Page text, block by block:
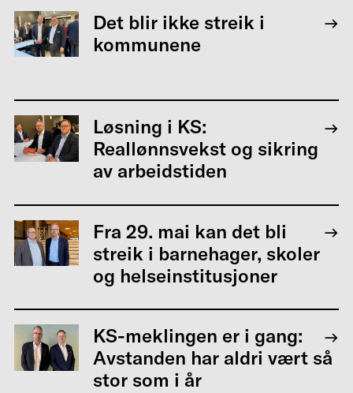
Det blir ikke streik i
kommunene
Løsning i KS:
Reallønnsvekst og sikring
av arbeidstiden
Fra 29. mai kan det bli
streik i barnehager, skoler
og helseinstitusjoner
KS-meklingen er i gang:
Avstanden har aldri vært så
stor som i år